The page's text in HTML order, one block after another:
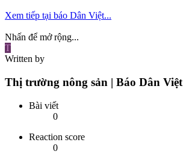
Xem tiếp tại báo Dân Việt...
Nhấn để mở rộng...
T
Written by
Thị trường nông sản | Báo Dân Việt
Bài viết
0
Reaction score
0